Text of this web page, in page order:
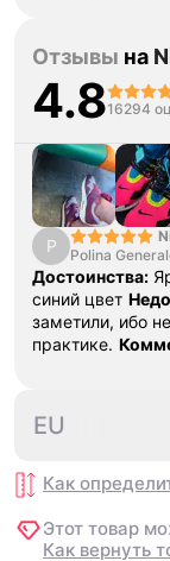
Отзывы на
4.816294
P Polina
Достоинства:
синий цвет
заметили, ибо
практике.
EU
Как
Этот товар
Как вернуть